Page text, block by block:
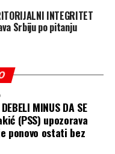
INTEGRITET
Srbiju po pitanju
MINUS DA SE
(PSS) upozorava
ponovo ostati bez